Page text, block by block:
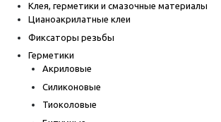
Клея, герметики и смазочные материалы
Цианоакрилатные клеи
Фиксаторы резьбы
Герметики
Акриловые
Силиконовые
Тиоколовые